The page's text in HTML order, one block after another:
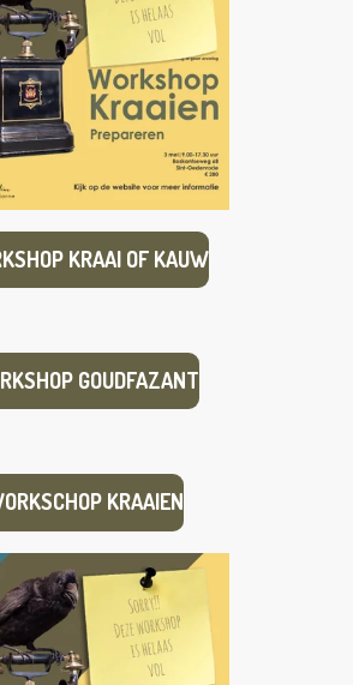
KRAAI OF KAUW
GOUDFAZANT
KRAAIEN